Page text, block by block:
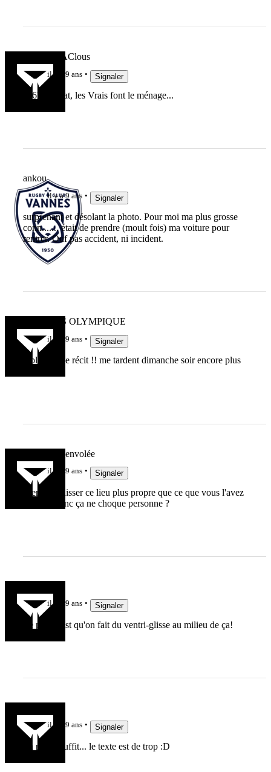
ChausetteAClous
il y a 9 ans Signaler
A 6h du mat, les Vrais font le ménage...
ankou
il y a 9 ans Signaler
surprenant et désolant la photo. Pour moi ma plus grosse
conn....... était de prendre (moult fois) ma voiture pour
rentrer. Ouf pas accident, ni incident.
CASTRES OLYMPIQUE
il y a 9 ans Signaler
lool superbe récit !! me tardent dimanche soir encore plus
Gregory L'envolée
il y a 9 ans Signaler
Merci de laisser ce lieu plus propre que ce que vous l'avez
trouvé. Donc ça ne choque personne ?
il y a 9 ans Signaler
Le pire, c'est qu'on fait du ventri-glisse au milieu de ça!
il y a 9 ans Signaler
La photo suffit... le texte est de trop :D